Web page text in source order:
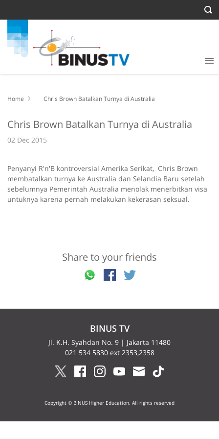
Home Chris Brown Batalkan Turnya di Australia
Chris Brown Batalkan Turnya di Australia
02 Dec 2015
Penyanyi R'n'B kontroversial Amerika Serikat, Chris Brown
membatalkan turnya ke Australia dan Selandia Baru setelah
sebelumnya Pemerintah Australia menolak menerbitkan visa
untuknya karena pernah melakukan kekerasan seksual.
Share to your friends
BINUS TV
Jl. K.H. Syahdan No. 9 | Jakarta 11480
021 534 5830 ext 2353,2358
Copyright © BINUS Higher Education. All rights reserved